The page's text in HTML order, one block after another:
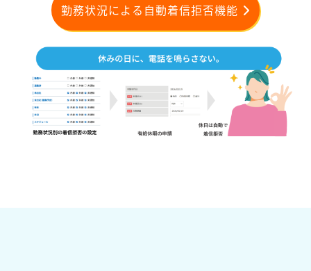
勤務状況による自動着信拒否機能